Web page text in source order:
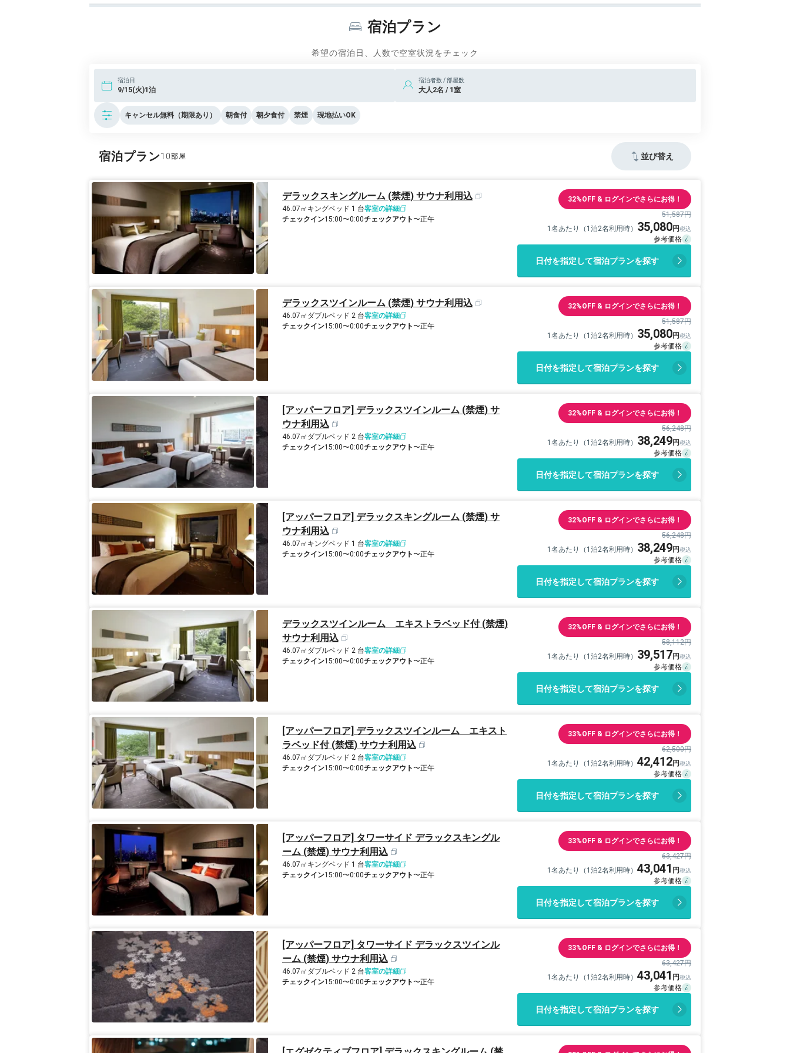
宿泊プラン
希望の宿泊日、人数で空室状況をチェック
宿泊日
9/15(火)1泊
宿泊者数 / 部屋数
大人2名 / 1室
キャンセル無料（期限あり） 朝食付 朝夕食付 禁煙 現地払いOK
宿泊プラン10 並び替え
デラックスキングルーム (禁煙) サウナ利用込
46.07㎡ キングベッド 1 台客室の詳細
チェックイン15:00〜0:00チェックアウト〜正午
32%OFF & ログインでさらにお得！
51,587円
1名あたり（1泊2名利用時） 35,080
日付を指定して宿泊プランを探す
デラックスツインルーム (禁煙) サウナ利用込
46.07㎡ ダブルベッド 2 台客室の詳細
チェックイン15:00〜0:00チェックアウト〜正午
32%OFF & ログインでさらにお得！
51,587円
1名あたり（1泊2名利用時） 35,080
日付を指定して宿泊プランを探す
[アッパーフロア] デラックスツインルーム (禁煙) サ
ウナ利用込
46.07㎡ ダブルベッド 2 台客室の詳細
チェックイン15:00〜0:00チェックアウト〜正午
32%OFF & ログインでさらにお得！
56,248円
1名あたり（1泊2名利用時） 38,249
日付を指定して宿泊プランを探す
[アッパーフロア] デラックスキングルーム (禁煙) サ
ウナ利用込
46.07㎡ キングベッド 1 台客室の詳細
チェックイン15:00〜0:00チェックアウト〜正午
32%OFF & ログインでさらにお得！
56,248円
1名あたり（1泊2名利用時） 38,249
日付を指定して宿泊プランを探す
デラックスツインルーム エキストラベッド付 (禁煙)
サウナ利用込
46.07㎡ ダブルベッド 2 台客室の詳細
チェックイン15:00〜0:00チェックアウト〜正午
32%OFF & ログインでさらにお得！
58,112円
1名あたり（1泊2名利用時） 39,517
日付を指定して宿泊プランを探す
[アッパーフロア] デラックスツインルーム エキスト
ラベッド付 (禁煙) サウナ利用込
46.07㎡ ダブルベッド 2 台客室の詳細
チェックイン15:00〜0:00チェックアウト〜正午
33%OFF & ログインでさらにお得！
62,500円
1名あたり（1泊2名利用時） 42,412
日付を指定して宿泊プランを探す
[アッパーフロア] タワーサイド デラックスキングル
ーム (禁煙) サウナ利用込
46.07㎡ キングベッド 1 台客室の詳細
チェックイン15:00〜0:00チェックアウト〜正午
33%OFF & ログインでさらにお得！
63,427円
1名あたり（1泊2名利用時） 43,041
日付を指定して宿泊プランを探す
[アッパーフロア] タワーサイド デラックスツインル
ーム (禁煙) サウナ利用込
46.07㎡ ダブルベッド 2 台客室の詳細
チェックイン15:00〜0:00チェックアウト〜正午
33%OFF & ログインでさらにお得！
63,427円
1名あたり（1泊2名利用時） 43,041
日付を指定して宿泊プランを探す